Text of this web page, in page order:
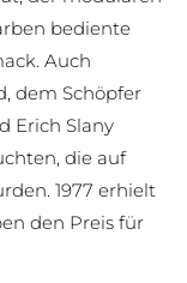
bediente
Auch
dem Schöpfer
Erich Slany
die auf
1977 erhielt
den Preis für